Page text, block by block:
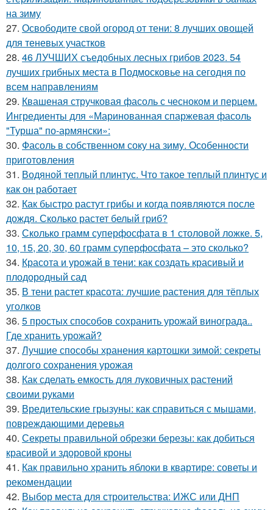
на зиму
27. Освободите свой огород от тени: 8 лучших овощей
для теневых участков
28. 46 ЛУЧШИХ съедобных лесных грибов 2023. 54
лучших грибных места в Подмосковье на сегодня по
всем направлениям
29. Квашеная стручковая фасоль с чесноком и перцем.
Ингредиенты для «Маринованная спаржевая фасоль
"Турша" по-армянски»:
30. Фасоль в собственном соку на зиму. Особенности
приготовления
31. Водяной теплый плинтус. Что такое теплый плинтус и
как он работает
32. Как быстро растут грибы и когда появляются после
дождя. Сколько растет белый гриб?
33. Сколько грамм суперфосфата в 1 столовой ложке. 5,
10, 15, 20, 30, 60 грамм суперфосфата – это сколько?
34. Красота и урожай в тени: как создать красивый и
плодородный сад
35. В тени растет красота: лучшие растения для тёплых
уголков
36. 5 простых способов сохранить урожай винограда..
Где хранить урожай?
37. Лучшие способы хранения картошки зимой: секреты
долгого сохранения урожая
38. Как сделать емкость для луковичных растений
своими руками
39. Вредительские грызуны: как справиться с мышами,
повреждающими деревья
40. Секреты правильной обрезки березы: как добиться
красивой и здоровой кроны
41. Как правильно хранить яблоки в квартире: советы и
рекомендации
42. Выбор места для строительства: ИЖС или ДНП